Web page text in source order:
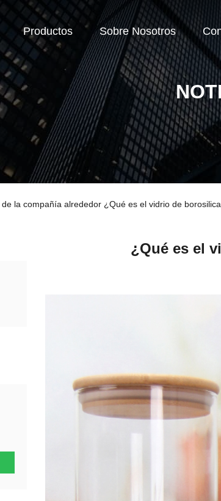
Productos Sobre Nosotros
de la compañía alrededor ¿Qué es el vidrio de
¿Qué es el